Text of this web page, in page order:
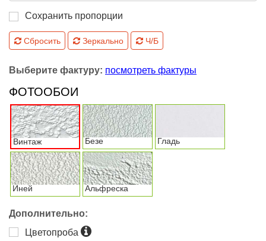
Сохранить пропорции
Сбросить Зеркально Ч/Б
Выберите фактуру: посмотреть фактуры
ФОТООБОИ
Винтаж Безе Гладь
Иней Альфреска
Дополнительно:
Цветопроба